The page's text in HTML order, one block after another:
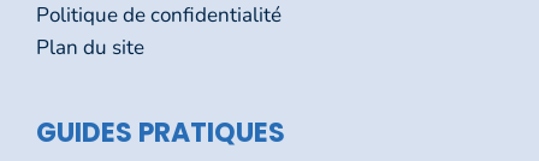
Politique de confidentialité
Plan du site
GUIDES PRATIQUES